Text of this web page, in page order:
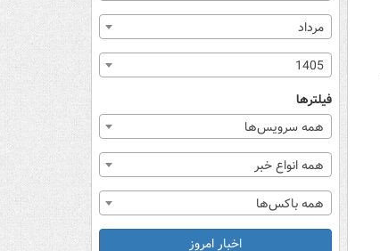
مرداد
1405
فیلترها
همه سرویس‌ها
همه انواع خبر
همه باکس‌ها
اخبار امروز